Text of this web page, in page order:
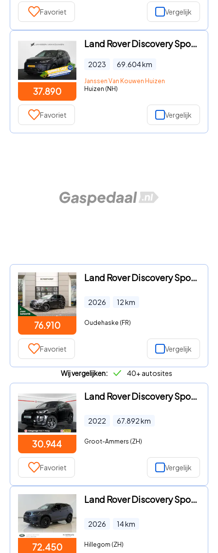
Favoriet Vergelijk
37.890
Land Rover Discovery Sport - P300e 1.5 R-Dynamic SE Panoramadak Meridian Trekhaak Matrix-
2023 69.604km
Janssen Van Kouwen Huizen
Huizen (NH)
Favoriet Vergelijk
76.910
Land Rover Discovery Sport - P270e PHEV Business Landmark Edition | Towing Pack | Matrix
2026 12km
Oudehaske (FR)
Favoriet Vergelijk
Wij vergelijken: 40+ autosites
30.944
Land Rover Discovery Sport - P300e 1.5 R-Dynamic SE|Memory|Voorruitverwarmd|
2022 67.892km
Groot-Ammers (ZH)
Favoriet Vergelijk
72.450
Land Rover Discovery Sport - 1.5 P270e PHEV Business Landmark Edition PRIJSVOORDEEL 7.505
2026 14km
Hillegom (ZH)